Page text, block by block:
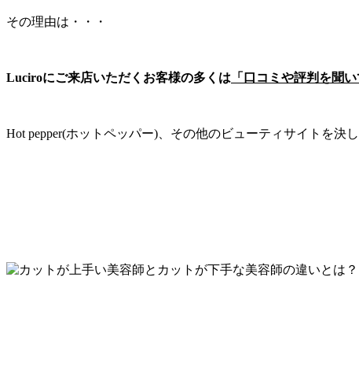
その理由は・・・
Luciroにご来店いただくお客様の多くは 「口コミや評判を聞
Hot pepper(ホットペッパー)、その他のビューティサイトを決